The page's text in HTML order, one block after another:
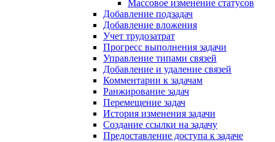
Массовое изменение статусов
Добавление подзадач
Добавление вложения
Учет трудозатрат
Прогресс выполнения задачи
Управление типами связей
Добавление и удаление связей
Комментарии к задачам
Ранжирование задач
Перемещение задач
История изменения задачи
Создание ссылки на задачу
Предоставление доступа к задаче